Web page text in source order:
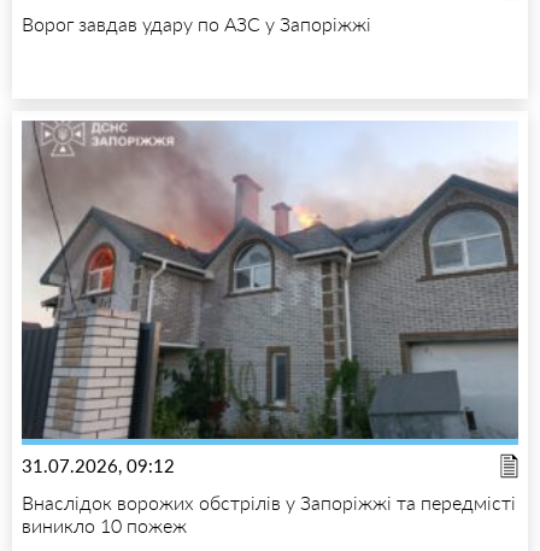
Ворог завдав удару по АЗС у Запоріжжі
31.07.2026, 09:12
Внаслідок ворожих обстрілів у Запоріжжі та передмісті
виникло 10 пожеж